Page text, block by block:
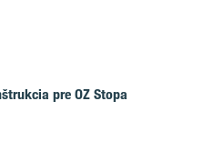
pre OZ Stopa